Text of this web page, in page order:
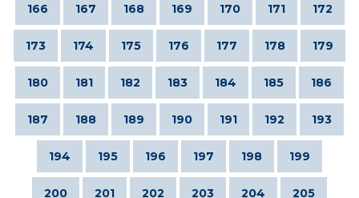
166 167 168 169 170 171 172
173 174 175 176 177 178 179
180 181 182 183 184 185 186
187 188 189 190 191 192 193
194 195 196 197 198 199
200 201 202 203 204 205